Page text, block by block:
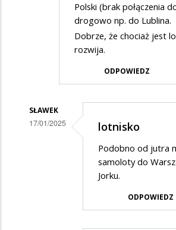
Polski (brak połączenia
drogowo np. do Lublina.
Dobrze, że chociaż jest
rozwija.
ODPOWIEDZ
SŁAWEK
17/01/2025
odpowiedzi
lotnisko
Podobno od jutra
samoloty do
Jorku.
ODPOWIEDZ